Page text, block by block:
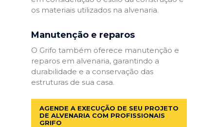
os materiais utilizados na alvenaria.
Manutenção e reparos
O Grifo também oferece manutenção e
reparos em alvenaria, garantindo a
durabilidade e a conservação das
estruturas de sua casa.
AGENDE A EXECUÇÃO DE SEU PROJETO
DE ALVENARIA COM PROFISSIONAIS
GRIFO